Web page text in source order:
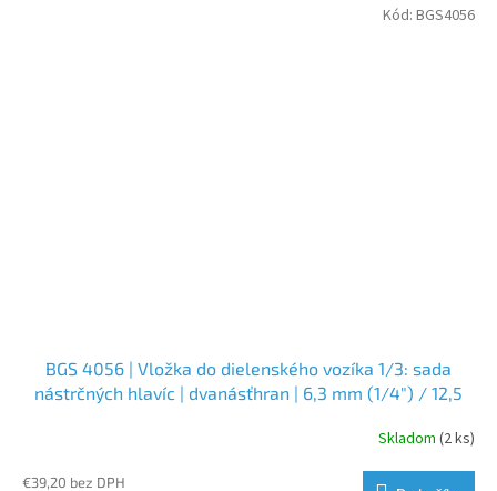
BGS 4056 | Vložka do dielenského vozíka 1/3: sada
nástrčných hlavíc | dvanásťhran | 6,3 mm (1/4") / 12,5
Skladom (2 ks)
€39,20 bez DPH
Kód: BGS4056